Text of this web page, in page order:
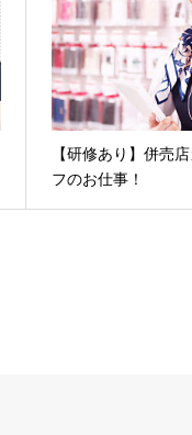
【研修あり】併売
フのお仕事！